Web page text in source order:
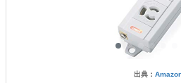
出典：